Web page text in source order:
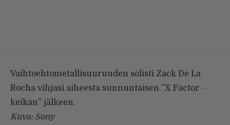
Vaihtoehtometallisuuruuden solisti Zack De La
Rocha vihjasi aiheesta sunnuntaisen ”X Factor -
keikan” jälkeen.
Kuva: Sony